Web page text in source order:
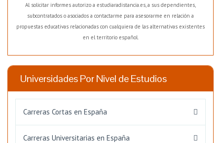
Al solicitar informes autorizo a estudiaradistancia.es, a sus dependientes,
subcontratados o asociados a contactarme para asesorarme en relación a
propuestas educativas relacionadas con cualquiera de las alternativas existentes
en el territorio español.
Universidades Por Nivel de Estudios
Carreras Cortas en España
Carreras Universitarias en España